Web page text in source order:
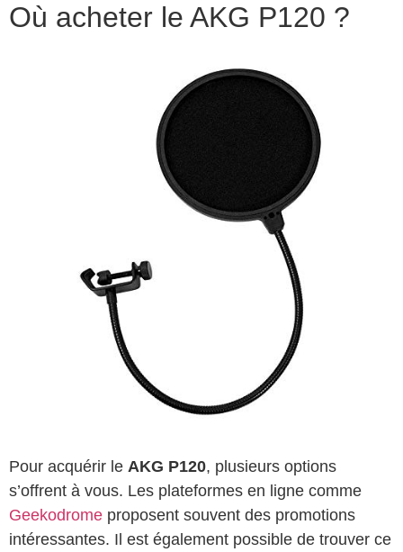
Où acheter le AKG P120 ?
Pour acquérir le AKG P120, plusieurs options
s’offrent à vous. Les plateformes en ligne comme
Geekodrome proposent souvent des promotions
intéressantes. Il est également possible de trouver ce